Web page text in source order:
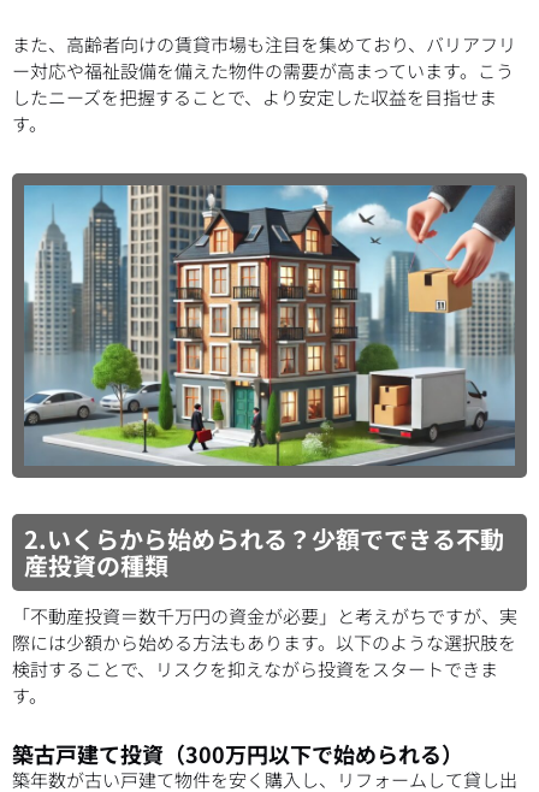
また、高齢者向けの賃貸市場も注目を集めており、バリアフリ
ー対応や福祉設備を備えた物件の需要が高まっています。こう
したニーズを把握することで、より安定した収益を目指せま
す。
2.いくらから始められる？少額でできる不動
産投資の種類
「不動産投資＝数千万円の資金が必要」と考えがちですが、実
際には少額から始める方法もあります。以下のような選択肢を
検討することで、リスクを抑えながら投資をスタートできま
す。
築古戸建て投資（300万円以下で始められる）
築年数が古い戸建て物件を安く購入し、リフォームして貸し出